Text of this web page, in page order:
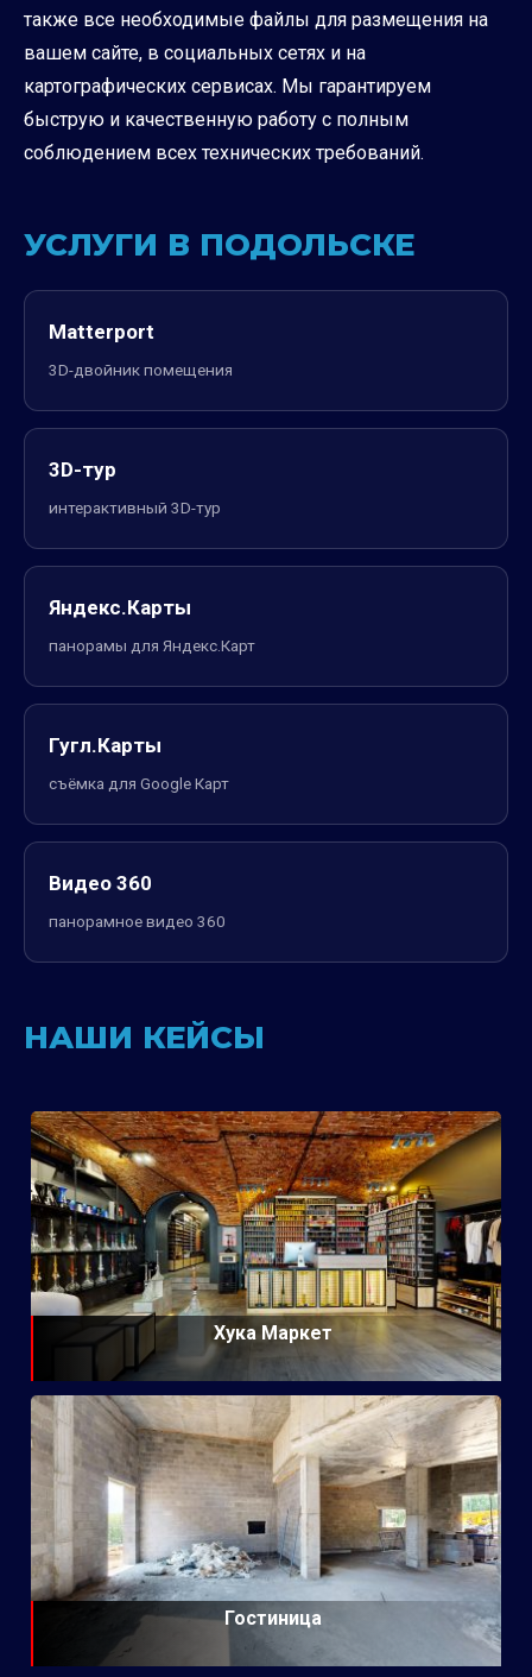
также все необходимые файлы для размещения на
вашем сайте, в социальных сетях и на
картографических сервисах. Мы гарантируем
быструю и качественную работу с полным
соблюдением всех технических требований.
УСЛУГИ В ПОДОЛЬСКЕ
Matterport
3D-двойник помещения
3D-тур
интерактивный 3D-тур
Яндекс.Карты
панорамы для Яндекс.Карт
Гугл.Карты
съёмка для Google Карт
Видео 360
панорамное видео 360
НАШИ КЕЙСЫ
Хука Маркет
Гостиница